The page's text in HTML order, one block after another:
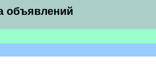
объявлений